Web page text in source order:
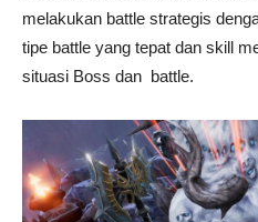
melakukan battle strategis
tipe battle yang tepat dan skill
situasi Boss dan battle.